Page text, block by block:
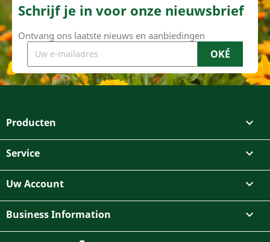
Schrijf je in voor onze nieuwsbrief
Ontvang ons laatste nieuws en aanbiedingen
Producten 
Service 
Uw Account 
Business Information 